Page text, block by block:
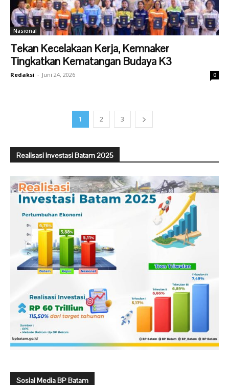
Nasional
Tekan Kecelakaan Kerja, Kemnaker
Tingkatkan Kematangan Budaya K3
Redaksi - Juni 24, 2026 0
1 2 3
Realisasi Investasi Batam 2025
Sosial Media BP Batam